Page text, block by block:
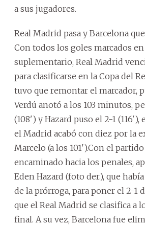
a sus jugadores.
Real Madrid pasa y Barcelona
Con todos los goles marcados
suplementario, Real Madrid
para clasificarse en la Copa del
tuvo que remontar el marcador,
Verdú anotó a los 103 minutos,
(108') y Hazard puso el 2-1
el Madrid acabó con diez por la
Marcelo (a los 101').Con el
encaminado hacia los penales,
Eden Hazard (foto der.), que
de la prórroga, para poner el 2-1
que el Real Madrid se clasifica a
final. A su vez, Barcelona fue